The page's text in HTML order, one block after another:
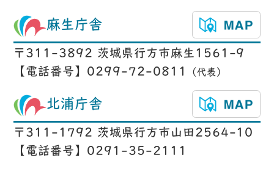
麻生庁舎
〒311-3892 茨城県行方市麻生1561-9
【電話番号】0299-72-0811
（代表）
北浦庁舎
〒311-1792 茨城県行方市山田2564-10
【電話番号】0291-35-2111